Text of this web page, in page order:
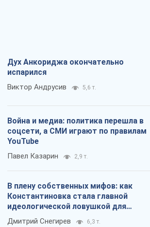
Дух Анкориджа окончательно
испарился
Виктор Андрусив 5,6 т.
Война и медиа: политика перешла в
соцсети, а СМИ играют по правилам
YouTube
Павел Казарин 2,9 т.
В плену собственных мифов: как
Константиновка стала главной
идеологической ловушкой для
российских оккупантов
Дмитрий Снегирев 6,3 т.